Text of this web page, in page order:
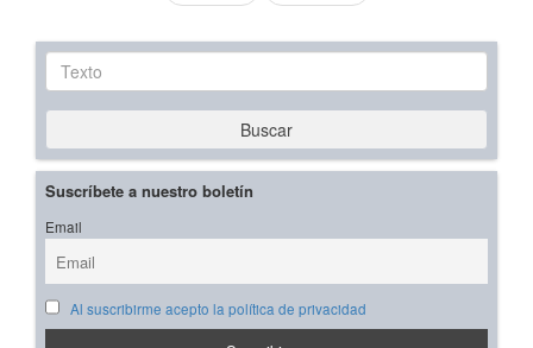
Texto
Buscar
Suscríbete a nuestro boletín
Email
Al suscribirme acepto la política de privacidad